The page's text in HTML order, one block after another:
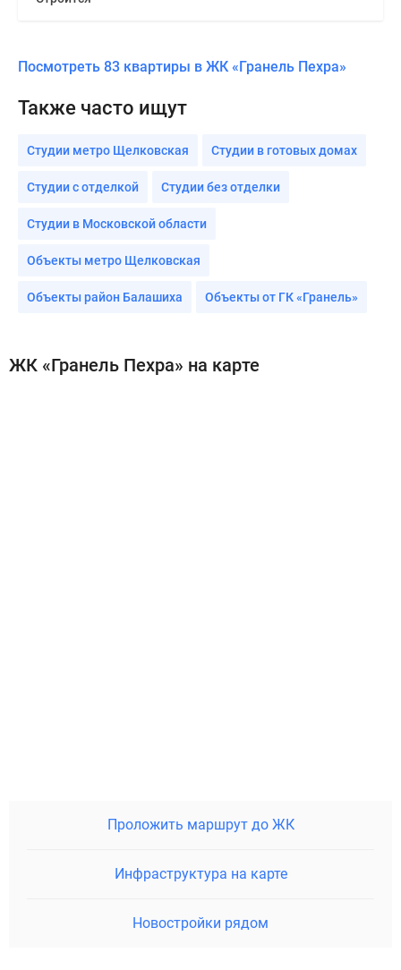
Посмотреть 83 квартиры в ЖК «Гранель Пехра»
Также часто ищут
Студии метро Щелковская Студии в готовых домах
Студии с отделкой Студии без отделки
Студии в Московской области
Объекты метро Щелковская
Объекты район Балашиха Объекты от ГК «Гранель»
ЖК «Гранель Пехра» на карте
Проложить маршрут до ЖК
Инфраструктура на карте
Новостройки рядом